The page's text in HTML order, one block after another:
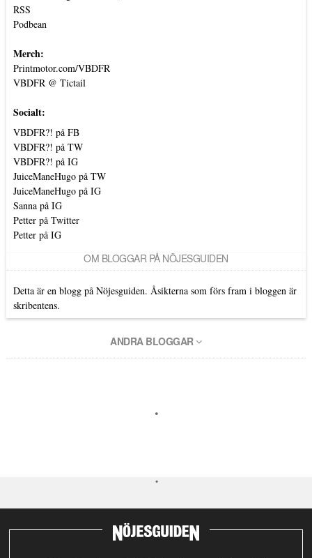
RSS
Podbean
Merch:
Printmotor.com/VBDFR
VBDFR @ Tictail
Socialt:
VBDFR?! på FB
VBDFR?! på TW
VBDFR?! på IG
JuiceManeHugo på TW
JuiceManeHugo på IG
Sanna på IG
Petter på Twitter
Petter på IG
OM BLOGGAR PÅ NÖJESGUIDEN
Detta är en blogg på Nöjesguiden. Åsikterna som förs fram i bloggen är
skribentens.
ANDRA BLOGGAR